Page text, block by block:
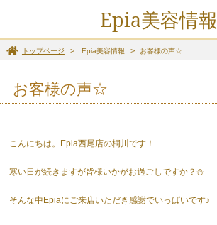
Epia美容情報
トップページ Epia美容情報 お客様の声☆
お客様の声☆
こんにちは。Epia西尾店の桐川です！
寒い日が続きますが皆様いかがお過ごしですか？⛄
そんな中Epiaにご来店いただき感謝でいっぱいです♪